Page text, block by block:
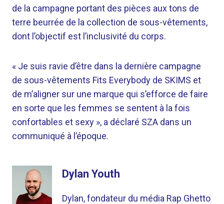
de la campagne portant des pièces aux tons de
terre beurrée de la collection de sous-vêtements,
dont l’objectif est l’inclusivité du corps.
« Je suis ravie d’être dans la dernière campagne
de sous-vêtements Fits Everybody de SKIMS et
de m’aligner sur une marque qui s’efforce de faire
en sorte que les femmes se sentent à la fois
confortables et sexy », a déclaré SZA dans un
communiqué à l’époque.
Dylan Youth
Dylan, fondateur du média Rap Ghetto